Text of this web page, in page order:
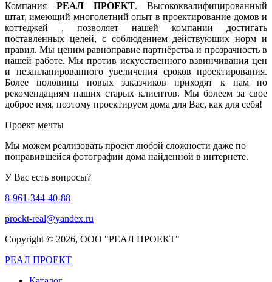
Компания РЕАЛ ПРОЕКТ. Высококвалифицированный
штат, имеющий многолетний опыт в проектирование домов и
коттеджей , позволяет нашей компании достигать
поставленных целей, с соблюдением действующих норм и
правил. Мы ценим равноправие партнёрства и прозрачность в
нашей работе. Мы против искусственного взвинчивания цен
и незапланированного увеличения сроков проектирования.
Более половины новых заказчиков приходят к нам по
рекомендациям наших старых клиентов. Мы болеем за свое
доброе имя, поэтому проектируем дома для Вас, как для себя!
Проект мечты
Мы можем реализовать проект любой сложности даже по
понравившейся фотографии дома найденной в интернете.
У Вас есть вопросы?
8-961-344-40-88
proekt-real@yandex.ru
Copyright © 2026, ООО "РЕАЛ ПРОЕКТ"
РЕАЛ ПРОЕКТ